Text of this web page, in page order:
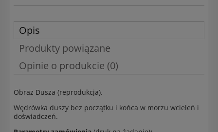
Opis
Produkty powiązane
Opinie o produkcie (0)
Obraz Dusza (reprodukcja).
Wędrówka duszy bez początku i końca w morzu wcieleń i
doświadczeń.